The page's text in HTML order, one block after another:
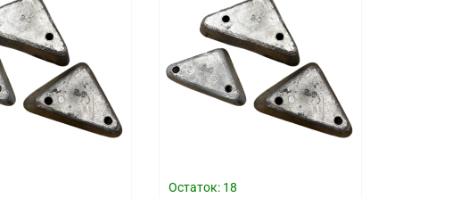
Остаток: 18